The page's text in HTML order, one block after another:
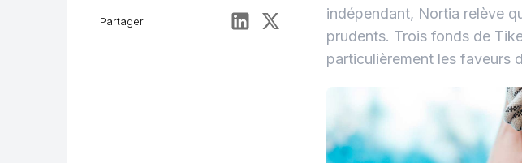
Partager
indépendant, Nortia relève
prudents. Trois fonds de
particulièrement les faveurs